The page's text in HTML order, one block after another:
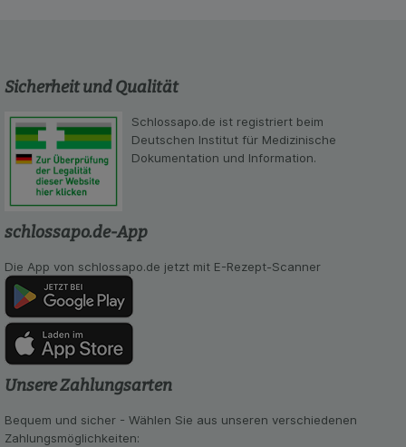
Sicherheit und Qualität
Schlossapo.de ist registriert beim
Deutschen Institut für Medizinische
Dokumentation und Information.
schlossapo.de-App
Die App von schlossapo.de jetzt mit E-Rezept-Scanner
Unsere Zahlungsarten
Bequem und sicher - Wählen Sie aus unseren verschiedenen
Zahlungsmöglichkeiten: